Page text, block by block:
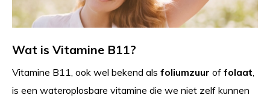
Wat is Vitamine B11?
Vitamine B11, ook wel bekend als foliumzuur of folaat
is een wateroplosbare vitamine die we niet zelf kunnen